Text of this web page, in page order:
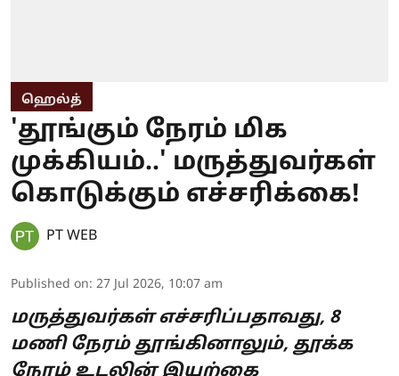
ஹெல்த்
'தூங்கும் நேரம் மிக
முக்கியம்..' மருத்துவர்கள்
கொடுக்கும் எச்சரிக்கை!
PT WEB
Published on: 27 Jul 2026, 10:07 am
மருத்துவர்கள் எச்சரிப்பதாவது, 8
மணி நேரம் தூங்கினாலும், தூக்க
நேரம் உடலின் இயற்கை